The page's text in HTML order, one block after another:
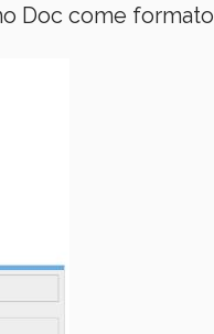
Doc come formato